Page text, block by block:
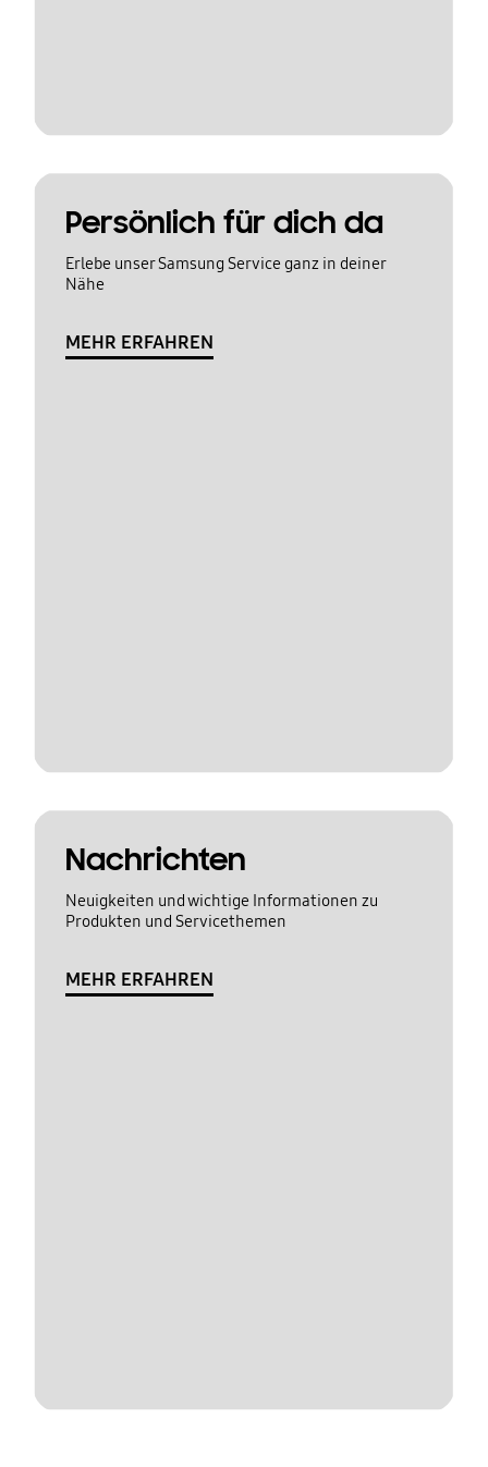
Persönlich für dich da
Erlebe unser Samsung Service ganz in deiner
Nähe
MEHR ERFAHREN
Nachrichten
Neuigkeiten und wichtige Informationen zu
Produkten und Servicethemen
MEHR ERFAHREN